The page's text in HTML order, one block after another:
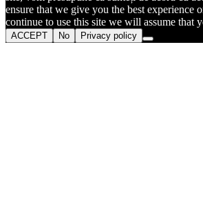
ensure that we give you the best experience
continue to use this site we will assume that
ACCEPT No Privacy policy